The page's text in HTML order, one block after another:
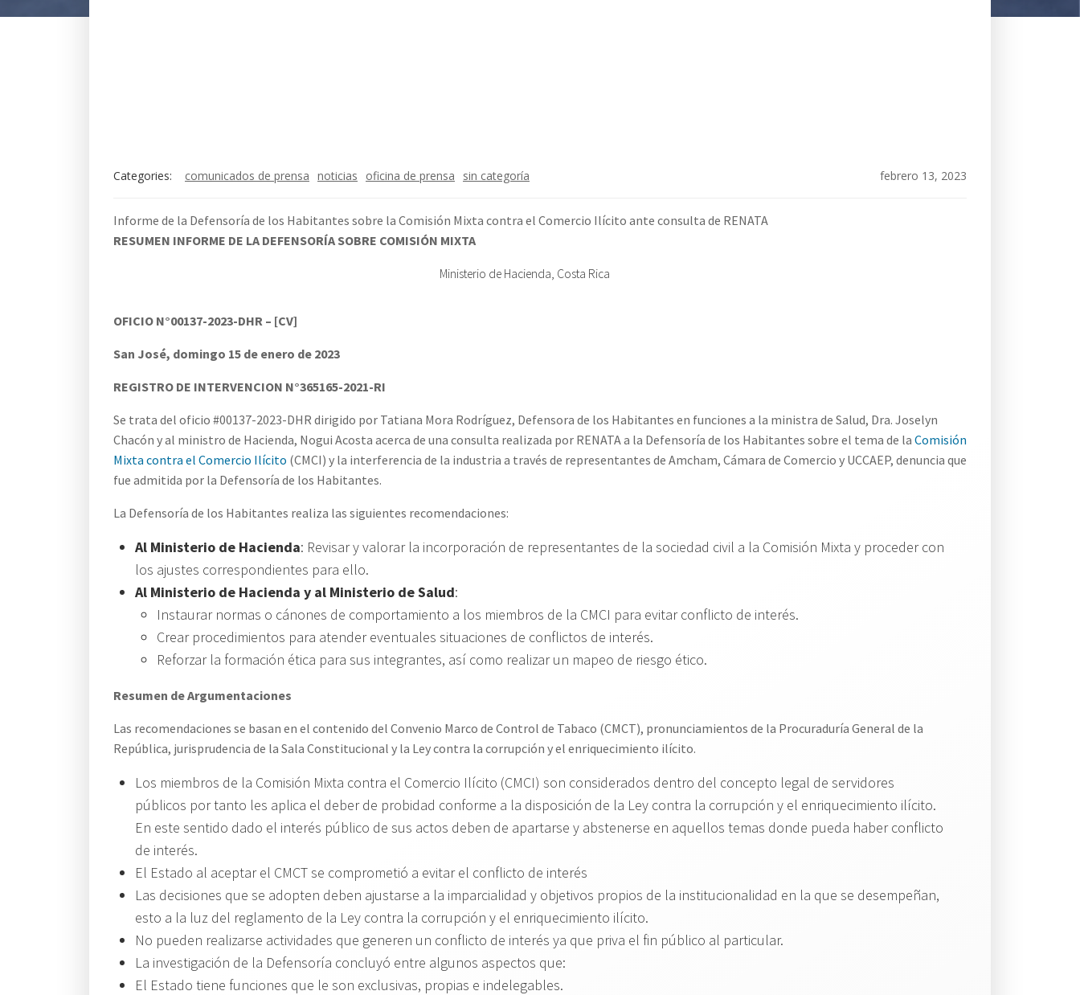
Categories: comunicados de prensa noticias oficina de prensa sin categoría febrero 13, 2023
Informe de la Defensoría de los Habitantes sobre la Comisión Mixta contra el Comercio Ilícito ante consulta de RENATA
RESUMEN INFORME DE LA DEFENSORÍA SOBRE COMISIÓN MIXTA
Ministerio de Hacienda, Costa Rica
OFICIO N°00137-2023-DHR – [CV]
San José, domingo 15 de enero de 2023
REGISTRO DE INTERVENCION N°365165-2021-RI
Se trata del oficio #00137-2023-DHR dirigido por Tatiana Mora Rodríguez, Defensora de los Habitantes en funciones a la ministra de Salud, Dra. Joselyn
Chacón y al ministro de Hacienda, Nogui Acosta acerca de una consulta realizada por RENATA a la Defensoría de los Habitantes sobre el tema de la Comisión
Mixta contra el Comercio Ilícito (CMCI) y la interferencia de la industria a través de representantes de Amcham, Cámara de Comercio y UCCAEP, denuncia que
fue admitida por la Defensoría de los Habitantes.
La Defensoría de los Habitantes realiza las siguientes recomendaciones:
Al Ministerio de Hacienda: Revisar y valorar la incorporación de representantes de la sociedad civil a la Comisión Mixta y proceder con
los ajustes correspondientes para ello.
Al Ministerio de Hacienda y al Ministerio de Salud:
Instaurar normas o cánones de comportamiento a los miembros de la CMCI para evitar conflicto de interés.
Crear procedimientos para atender eventuales situaciones de conflictos de interés.
Reforzar la formación ética para sus integrantes, así como realizar un mapeo de riesgo ético.
Resumen de Argumentaciones
Las recomendaciones se basan en el contenido del Convenio Marco de Control de Tabaco (CMCT), pronunciamientos de la Procuraduría General de la
República, jurisprudencia de la Sala Constitucional y la Ley contra la corrupción y el enriquecimiento ilícito.
Los miembros de la Comisión Mixta contra el Comercio Ilícito (CMCI) son considerados dentro del concepto legal de servidores
públicos por tanto les aplica el deber de probidad conforme a la disposición de la Ley contra la corrupción y el enriquecimiento ilícito.
En este sentido dado el interés público de sus actos deben de apartarse y abstenerse en aquellos temas donde pueda haber conflicto
de interés.
El Estado al aceptar el CMCT se comprometió a evitar el conflicto de interés
Las decisiones que se adopten deben ajustarse a la imparcialidad y objetivos propios de la institucionalidad en la que se desempeñan,
esto a la luz del reglamento de la Ley contra la corrupción y el enriquecimiento ilícito.
No pueden realizarse actividades que generen un conflicto de interés ya que priva el fin público al particular.
La investigación de la Defensoría concluyó entre algunos aspectos que:
El Estado tiene funciones que le son exclusivas, propias e indelegables.